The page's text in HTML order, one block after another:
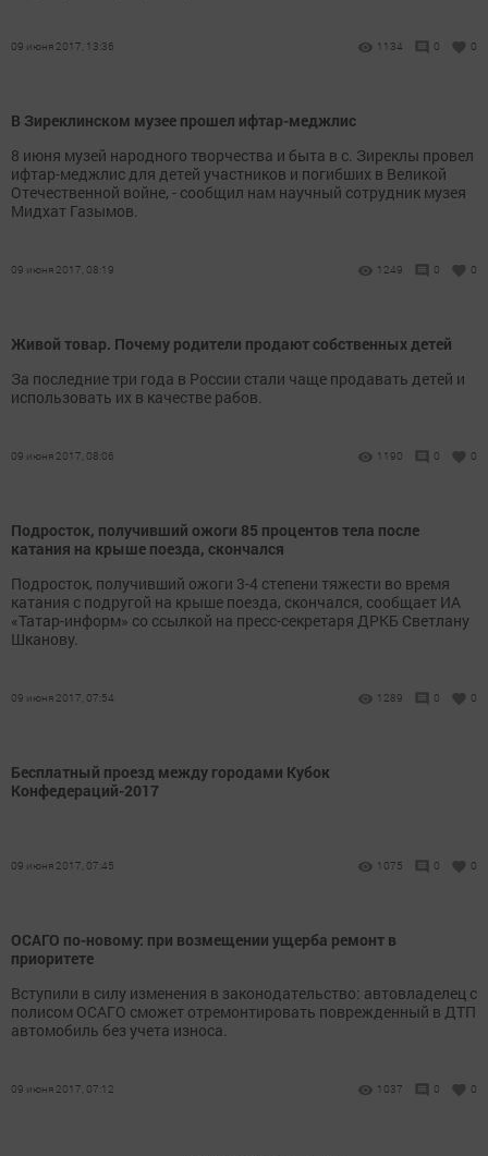
09 июня 2017, 13:36 1134 0 0
В Зиреклинском музее прошел ифтар-меджлис
8 июня музей народного творчества и быта в с. Зиреклы провел
ифтар-меджлис для детей участников и погибших в Великой
Отечественной войне, - сообщил нам научный сотрудник музея
Мидхат Газымов.
09 июня 2017, 08:19 1249 0 0
Живой товар. Почему родители продают собственных детей
За последние три года в России стали чаще продавать детей и
использовать их в качестве рабов.
09 июня 2017, 08:06 1190 0 0
Подросток, получивший ожоги 85 процентов тела после
катания на крыше поезда, скончался
Подросток, получивший ожоги 3-4 степени тяжести во время
катания с подругой на крыше поезда, скончался, сообщает ИА
«Татар-информ» со ссылкой на пресс-секретаря ДРКБ Светлану
Шканову.
09 июня 2017, 07:54 1289 0 0
Бесплатный проезд между городами Кубок
Конфедераций-2017
09 июня 2017, 07:45 1075 0 0
ОСАГО по-новому: при возмещении ущерба ремонт в
приоритете
Вступили в силу изменения в законодательство: автовладелец с
полисом ОСАГО сможет отремонтировать поврежденный в ДТП
автомобиль без учета износа.
09 июня 2017, 07:12 1037 0 0